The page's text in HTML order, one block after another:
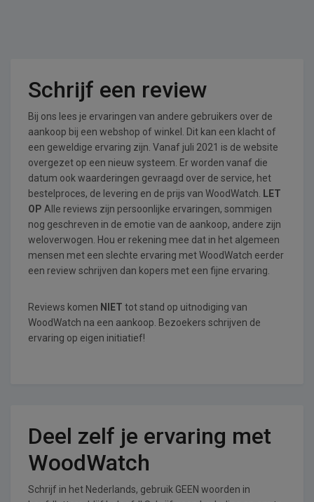
Schrijf een review
Bij ons lees je ervaringen van andere gebruikers over de
aankoop bij een webshop of winkel. Dit kan een klacht of
een geweldige ervaring zijn. Vanaf juli 2021 is de website
overgezet op een nieuw systeem. Er worden vanaf die
datum ook waarderingen gevraagd over de service, het
bestelproces, de levering en de prijs van WoodWatch.
LET
OP Alle reviews zijn persoonlijke ervaringen, sommigen
nog geschreven in de emotie van de aankoop, andere zijn
weloverwogen. Hou er rekening mee dat in het algemeen
mensen met een slechte ervaring met WoodWatch eerder
een review schrijven dan kopers met een fijne ervaring.
Reviews komen NIET tot stand op uitnodiging van
WoodWatch na een aankoop. Bezoekers schrijven de
ervaring op eigen initiatief!
Deel zelf je ervaring met
WoodWatch
Schrijf in het Nederlands, gebruik GEEN woorden in